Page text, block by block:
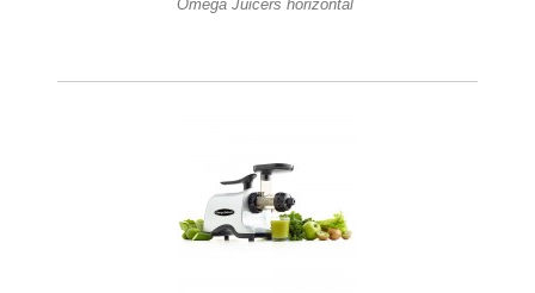
Omega Juicers horizontal